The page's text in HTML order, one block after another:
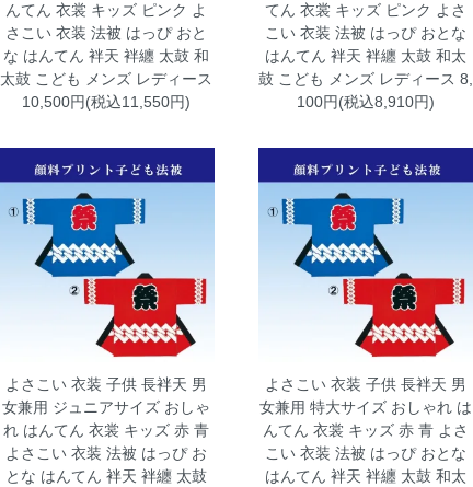
んてん 衣裳 キッズ ピンク よ
さこい 衣装 法被 はっぴ おと
な はんてん 袢天 袢纏 太鼓 和
太鼓 こども メンズ レディース
10,500円(税込11,550円)
てん 衣裳 キッズ ピンク よさ
こい 衣装 法被 はっぴ おとな
はんてん 袢天 袢纏 太鼓 和太
鼓 こども メンズ レディース 8,
100円(税込8,910円)
よさこい 衣装 子供 長袢天 男
女兼用 ジュニアサイズ おしゃ
れ はんてん 衣裳 キッズ 赤 青
よさこい 衣装 法被 はっぴ お
とな はんてん 袢天 袢纏 太鼓
よさこい 衣装 子供 長袢天 男
女兼用 特大サイズ おしゃれ は
んてん 衣裳 キッズ 赤 青よさ
こい 衣装 法被 はっぴ おとな
はんてん 袢天 袢纏 太鼓 和太